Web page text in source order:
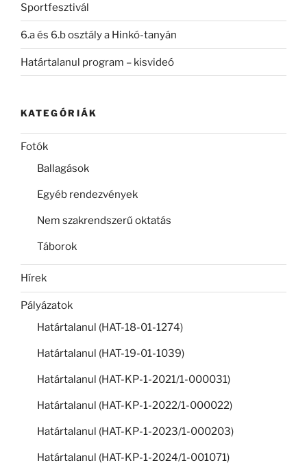
Sportfesztivál
6.a és 6.b osztály a Hinkó-tanyán
Határtalanul program – kisvideó
KATEGÓRIÁK
Fotók
Ballagások
Egyéb rendezvények
Nem szakrendszerű oktatás
Táborok
Hírek
Pályázatok
Határtalanul (HAT-18-01-1274)
Határtalanul (HAT-19-01-1039)
Határtalanul (HAT-KP-1-2021/1-000031)
Határtalanul (HAT-KP-1-2022/1-000022)
Határtalanul (HAT-KP-1-2023/1-000203)
Határtalanul (HAT-KP-1-2024/1-001071)